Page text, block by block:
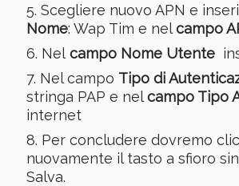
Scegliere nuovo APN e
Nome: Wap Tim e nelcampo
Nelcampo Nome Utente
Nel campo Tipo di
stringa PAP e nelcampo Tipo
internet
Per concludere dovremo
nuovamente il tasto a sfioro
Salva.